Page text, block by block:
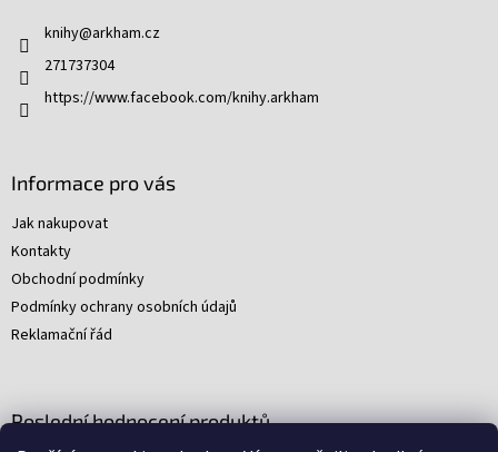
knihy@arkham.cz
271737304
https://www.facebook.com/knihy.arkham
Informace pro vás
Jak nakupovat
Kontakty
Obchodní podmínky
Podmínky ochrany osobních údajů
Reklamační řád
Poslední hodnocení produktů